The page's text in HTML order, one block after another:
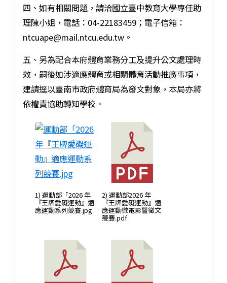
四、如有相關問題，請洽國立臺中教育大學專任助
理陳小姐，電話：04-22183459；電子信箱：
ntcuape@mail.ntcu.edu.tw。
五、另為配合本府體育業務分工及提升公文處理時
效，嗣後如涉適應體育或相關體育活動推廣事項，
建請逕以臺南市政府體育局為發文對象，本局亦將
依權責協助轉知學校。
1) 運動部「2026 年
『王牌愛礙運動』適
應運動系列競賽.jpg
2) 運動部2026 年
『王牌愛礙運動』適
應運動微電影暨徵文
競賽.pdf